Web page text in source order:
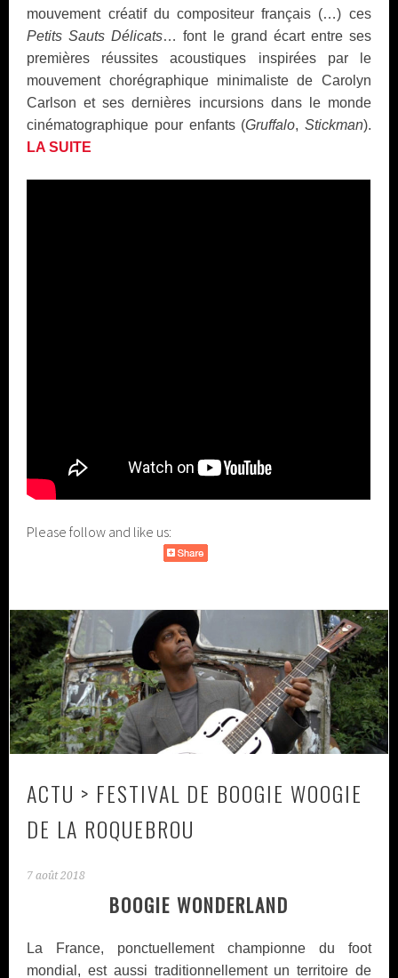
mouvement créatif du compositeur français (…) ces
Petits Sauts Délicats… font le grand écart entre ses
premières réussites acoustiques inspirées par le
mouvement chorégraphique minimaliste de Carolyn
Carlson et ses dernières incursions dans le monde
cinématographique pour enfants (Gruffalo, Stickman).
LA SUITE
Please follow and like us:
ACTU > FESTIVAL DE BOOGIE WOOGIE
DE LA ROQUEBROU
7 août 2018
BOOGIE WONDERLAND
La France, ponctuellement championne du foot
mondial, est aussi traditionnellement un territoire de